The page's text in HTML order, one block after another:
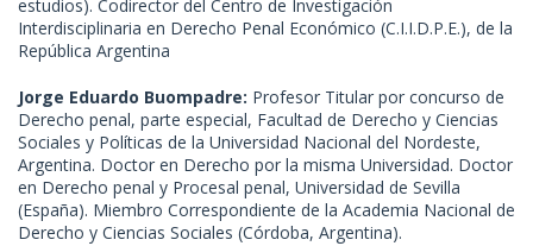
estudios). Codirector del Centro de Investigación
Interdisciplinaria en Derecho Penal Económico (C.I.I.D.P.E.), de la
República Argentina
Jorge Eduardo Buompadre: Profesor Titular por concurso de
Derecho penal, parte especial, Facultad de Derecho y Ciencias
Sociales y Políticas de la Universidad Nacional del Nordeste,
Argentina. Doctor en Derecho por la misma Universidad. Doctor
en Derecho penal y Procesal penal, Universidad de Sevilla
(España). Miembro Correspondiente de la Academia Nacional de
Derecho y Ciencias Sociales (Córdoba, Argentina).